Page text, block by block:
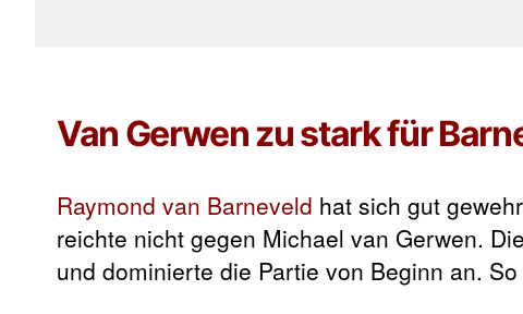
Van Gerwen zu stark für
Raymond van Barneveld hat sich gut
reichte nicht gegen Michael van Gerwen.
und dominierte die Partie von Beginn an.